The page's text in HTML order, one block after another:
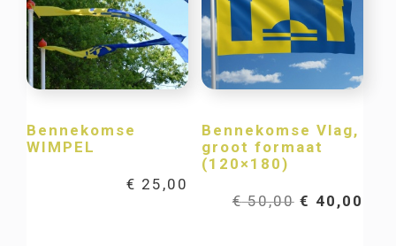
Bennekomse
WIMPEL
€ 25,00
Bennekomse Vlag,
groot formaat
(120×180)
€50,00 € 40,00